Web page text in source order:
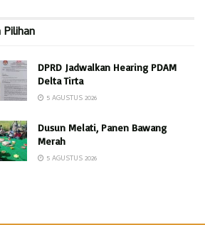
DPRD Jadwalkan Hearing PDAM
Delta Tirta
5 AGUSTUS 2026
Dusun Melati, Panen Bawang
Merah
5 AGUSTUS 2026